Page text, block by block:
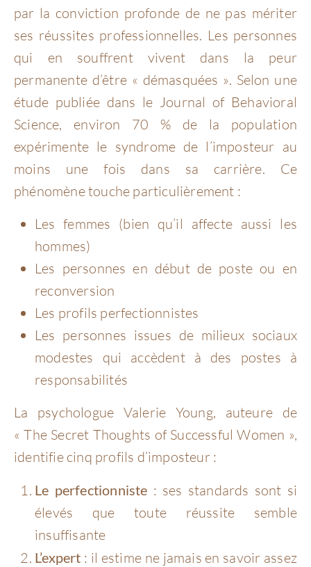
par la conviction profonde de ne pas mériter
ses réussites professionnelles. Les personnes
qui en souffrent vivent dans la peur
permanente d’être « démasquées ». Selon une
étude publiée dans le Journal of Behavioral
Science, environ 70 % de la population
expérimente le syndrome de l’imposteur au
moins une fois dans sa carrière. Ce
phénomène touche particulièrement :
Les femmes (bien qu’il affecte aussi les
hommes)
Les personnes en début de poste ou en
reconversion
Les profils perfectionnistes
Les personnes issues de milieux sociaux
modestes qui accèdent à des postes à
responsabilités
La psychologue Valerie Young, auteure de
« The Secret Thoughts of Successful Women »,
identifie cinq profils d’imposteur :
Le perfectionniste : ses standards sont si
élevés que toute réussite semble
insuffisante
L’expert : il estime ne jamais en savoir assez